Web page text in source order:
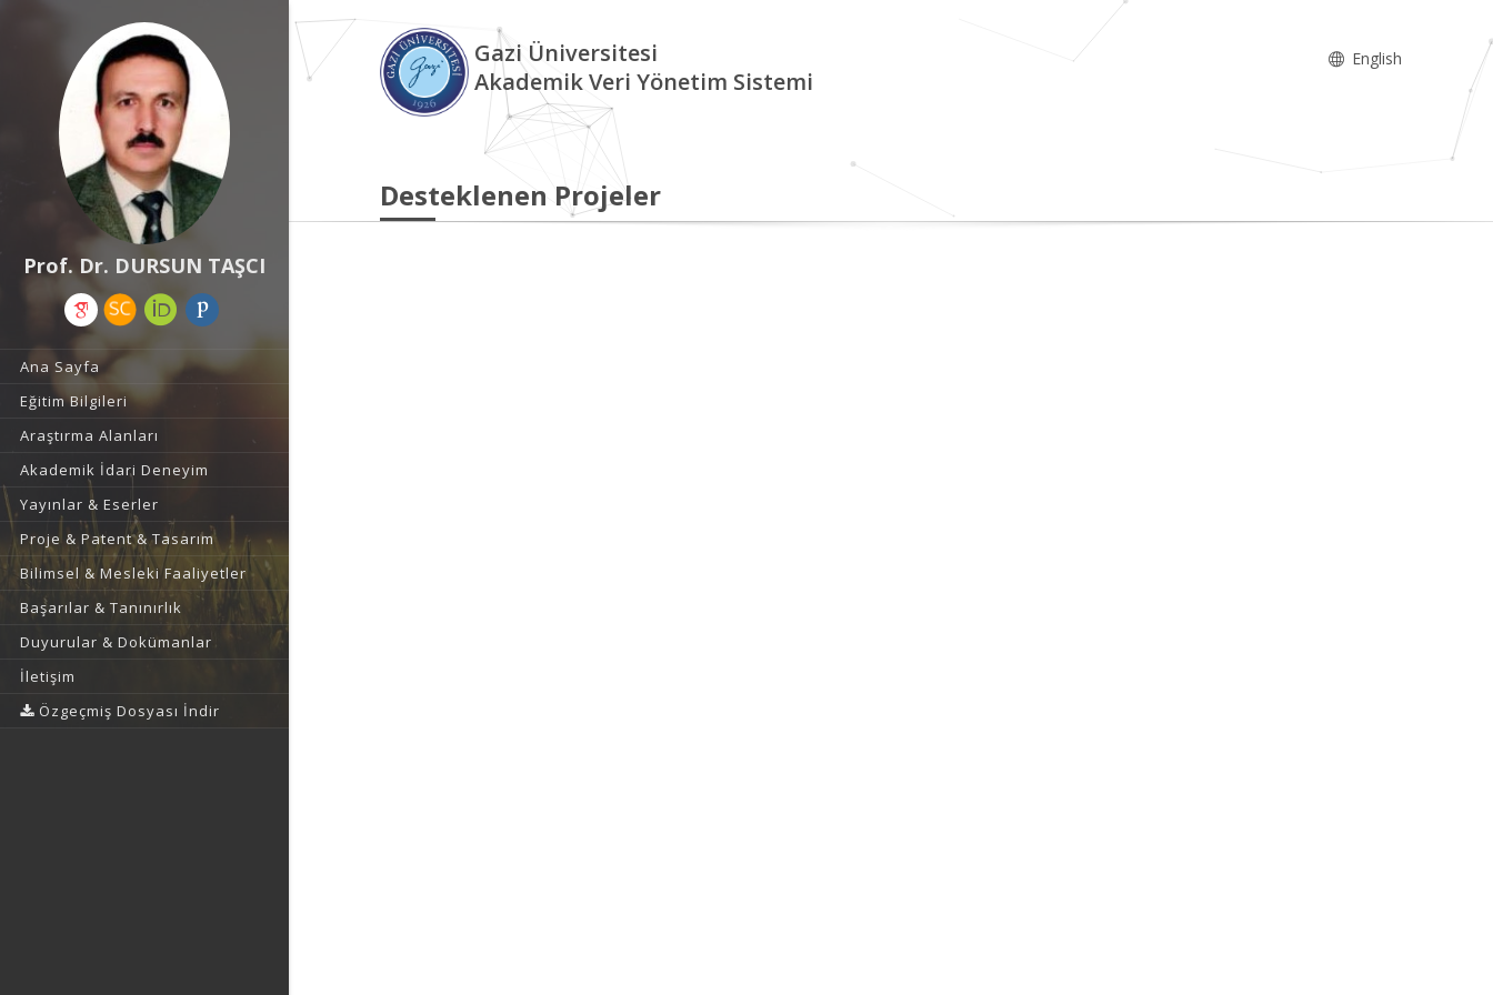
Prof. Dr. DURSUN TAŞCI
Ana Sayfa
Eğitim Bilgileri
Araştırma Alanları
Akademik İdari Deneyim
Yayınlar & Eserler
Proje & Patent & Tasarım
Bilimsel & Mesleki Faaliyetler
Başarılar & Tanınırlık
Duyurular & Dokümanlar
İletişim
Özgeçmiş Dosyası İndir
Gazi Üniversitesi
Akademik Veri Yönetim Sistemi
English
Desteklenen Projeler